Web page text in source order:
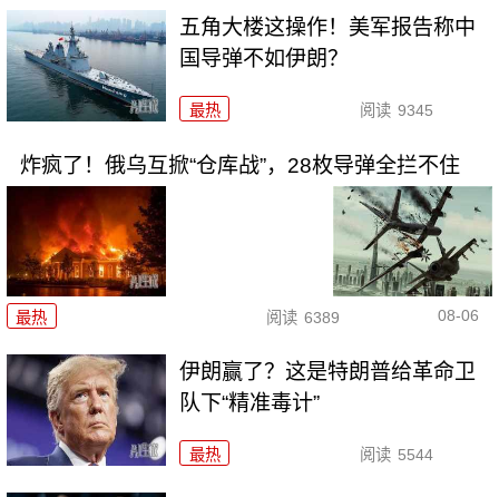
五角大楼这操作！美军报告称中
国导弹不如伊朗？
最热 阅读 9345
炸疯了！俄乌互掀“仓库战”，28枚导弹全拦不住
最热 阅读 6389 08-06
伊朗赢了？这是特朗普给革命卫
队下“精准毒计”
最热 阅读 5544